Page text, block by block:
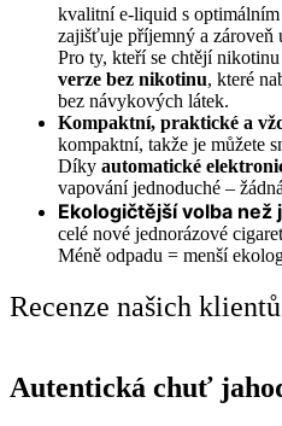
kvalitní e-liquid s
zajišťuje příjemný a zároveň
Pro ty, kteří se chtějí
verze bez nikotinu, které
bez návykových látek.
Kompaktní, praktické a
kompaktní, takže je můžete
Díky automatické
vapování jednoduché –
Ekologičtější volba
celé nové jednorázové
Méně odpadu = menší
Recenze našich klientů
Autentická chuť